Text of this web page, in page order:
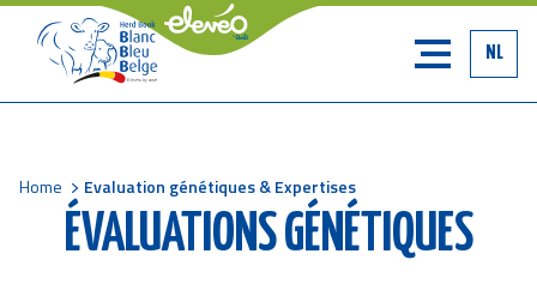
NL
Breadcrumb
Home Evaluation génétiques & Expertises
ÉVALUATIONS GÉNÉTIQUES